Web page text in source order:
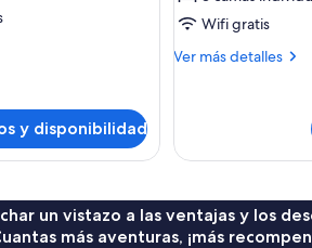
y disponibilidad
Wifi gratis
Ver más detalles
Más
estándar
un vistazo a las ventajas y los
más aventuras, ¡más